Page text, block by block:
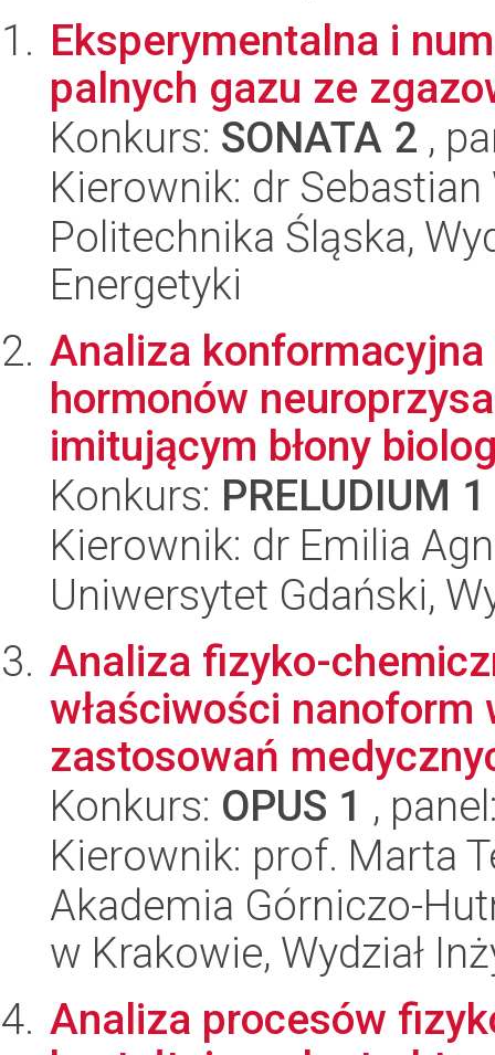
Eksperymentalna i
palnych gazu ze
Konkurs: SONATA 2 ,
Kierownik: dr Sebastian
Politechnika Śląska,
Energetyki
Analiza
hormonów
imitującym błony
Konkurs: PRELUDIUM 1
Kierownik: dr Emilia
Uniwersytet Gdański,
Analiza fizyko-
właściwości
zastosowań
Konkurs: OPUS 1 ,
Kierownik: prof. Marta
Akademia Górniczo-
w Krakowie, Wydział
Analiza procesów